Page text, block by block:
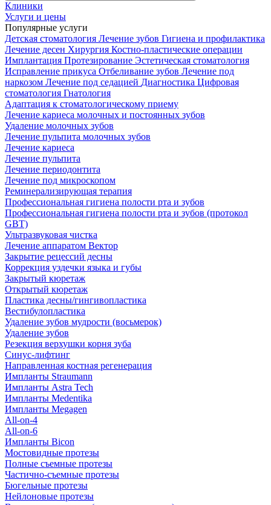
Клиники
Услуги и цены
Популярные услуги
Детская стоматология Лечение зубов Гигиена и профилактика
Лечение десен Хирургия Костно-пластические операции
Имплантация Протезирование Эстетическая стоматология
Исправление прикуса Отбеливание зубов Лечение под
наркозом Лечение под седацией Диагностика Цифровая
стоматология Гнатология
Адаптация к стоматологическому приему
Лечение кариеса молочных и постоянных зубов
Удаление молочных зубов
Лечение пульпита молочных зубов
Лечение кариеса
Лечение пульпита
Лечение периодонтита
Лечение под микроскопом
Реминерализирующая терапия
Профессиональная гигиена полости рта и зубов
Профессиональная гигиена полости рта и зубов (протокол
GBT)
Ультразвуковая чистка
Лечение аппаратом Вектор
Закрытие рецессий десны
Коррекция уздечки языка и губы
Закрытый кюретаж
Открытый кюретаж
Пластика десны/гингивопластика
Вестибулопластика
Удаление зубов мудрости (восьмерок)
Удаление зубов
Резекция верхушки корня зуба
Синус-лифтинг
Направленная костная регенерация
Импланты Straumann
Импланты Astra Tech
Импланты Medentika
Импланты Megagen
All-on-4
All-on-6
Импланты Bicon
Мостовидные протезы
Полные съемные протезы
Частично-съемные протезы
Бюгельные протезы
Нейлоновые протезы